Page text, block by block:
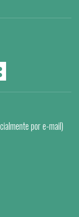
por e-mail)